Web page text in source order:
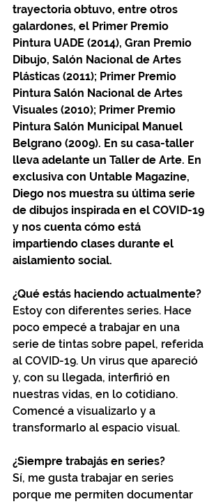
trayectoria obtuvo, entre otros
galardones, el Primer Premio
Pintura UADE (2014), Gran Premio
Dibujo, Salón Nacional de Artes
Plásticas (2011); Primer Premio
Pintura Salón Nacional de Artes
Visuales (2010); Primer Premio
Pintura Salón Municipal Manuel
Belgrano (2009). En su casa-taller
lleva adelante un Taller de Arte. En
exclusiva con Untable Magazine,
Diego nos muestra su última serie
de dibujos inspirada en el COVID-19
y nos cuenta cómo está
impartiendo clases durante el
aislamiento social.
¿Qué estás haciendo actualmente?
Estoy con diferentes series. Hace
poco empecé a trabajar en una
serie de tintas sobre papel, referida
al COVID-19. Un virus que apareció
y, con su llegada, interfirió en
nuestras vidas, en lo cotidiano.
Comencé a visualizarlo y a
transformarlo al espacio visual.
¿Siempre trabajás en series?
Sí, me gusta trabajar en series
porque me permiten documentar